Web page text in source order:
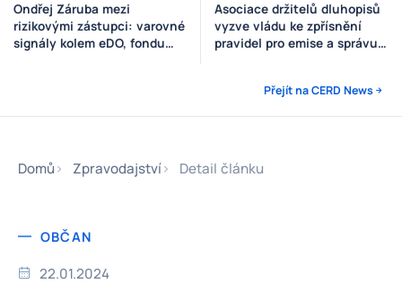
Ondřej Záruba mezi
rizikovými zástupci: varovné
signály kolem eDO, fondu
Asociace držitelů dluhopisů
vyzve vládu ke zpřísnění
pravidel pro emise a správu
Přejít na CERD News
Domů Zpravodajství Detail článku
OBČAN
22.01.2024